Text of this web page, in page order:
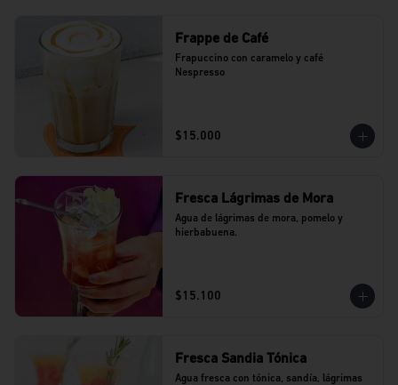
Frappe de Café
Frapuccino con caramelo y café
Nespresso
$15.000
Fresca Lágrimas de Mora
Agua de lágrimas de mora, pomelo y
hierbabuena.
$15.100
Fresca Sandia Tónica
Agua fresca con tónica, sandía, lágrimas